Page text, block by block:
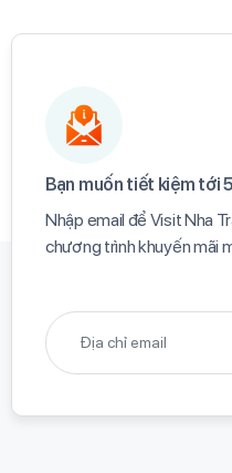
Bạn muốn tiết kiệm tới
Nhập email để Visit Nha
chương trình khuyến mãi